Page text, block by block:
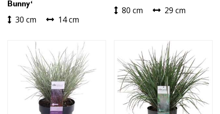
Bunny‘
30 cm 14 cm
80 cm 29 cm